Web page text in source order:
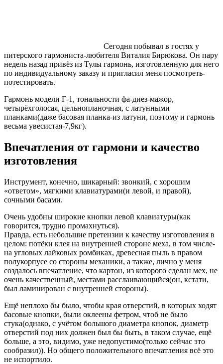
Сегодня побывал в гостях у
питерского гармониста-любителя Виталия Бирюкова. Он пару
недель назад привёз из Тулы гармонь, изготовленную для него
по индивидуальному заказу и пригласил меня посмотреть-
потестировать.
Гармонь модели Г-1, тональности фа-диез-мажор,
четырёхголосая, цельнопланочная, с латунными
планками(даже басовая планка-из латуни, поэтому и гармонь
весьма увесистая-7,9кг).
Впечатления от гармони и качество
изготовления
Инструмент, конечно, шикарный: звонкий, с хорошим
«ответом», мягкими клавиатурами(и левой, и правой),
сочными басами.
Очень удобны широкие кнопки левой клавиатуры(как
говорится, трудно промахнуться).
Правда, есть небольшие претензии к качеству изготовления в
целом: потёки клея на внутренней стороне меха, в том числе-
на угловых лайковых ромбиках, древесная пыль в правом
полукорпусе со стороны механики, а также, лично у меня
создалось впечатление, что картон, из которого сделан мех, не
очень качественный, местами расслаивающийся(он, кстати,
был ламинирован с внутренней стороны).
Ещё неплохо бы было, чтобы края отверстий, в которых ходят
басовые кнопки, были оклеены фетром, чтоб не было
стука(однако, с учётом большого диаметра кнопок, диаметр
отверстий под них должен был бы быть, в таком случае, ещё
больше, а это, видимо, уже недопустимо(только сейчас это
сообразил)). Но общего положительного впечатления всё это
не испортило.